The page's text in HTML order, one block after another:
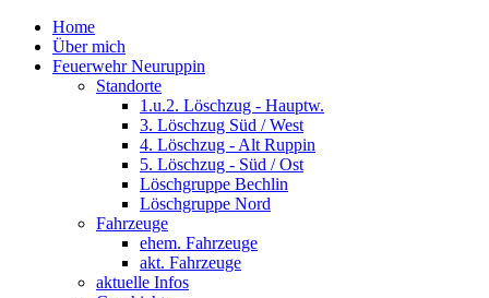
Home
Über mich
Feuerwehr Neuruppin
Standorte
1.u.2. Löschzug - Hauptw.
3. Löschzug Süd / West
4. Löschzug - Alt Ruppin
5. Löschzug - Süd / Ost
Löschgruppe Bechlin
Löschgruppe Nord
Fahrzeuge
ehem. Fahrzeuge
akt. Fahrzeuge
aktuelle Infos